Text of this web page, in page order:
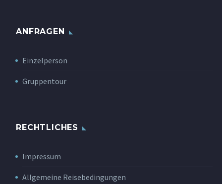
ANFRAGEN
Einzelperson
Gruppentour
RECHTLICHES
Impressum
Allgemeine Reisebedingungen